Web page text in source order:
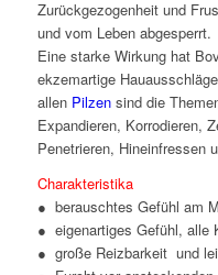
Zurückgezogenheit und
und vom Leben abgesperrt.
Eine starke Wirkung hat
ekzemartige
allen Pilzen sind die
Expandieren, Korrodieren,
Penetrieren, Hineinfressen
Charakteristika
● berauschtes Gefühl am
● eigenartiges Gefühl, alle
● große Reizbarkeit und